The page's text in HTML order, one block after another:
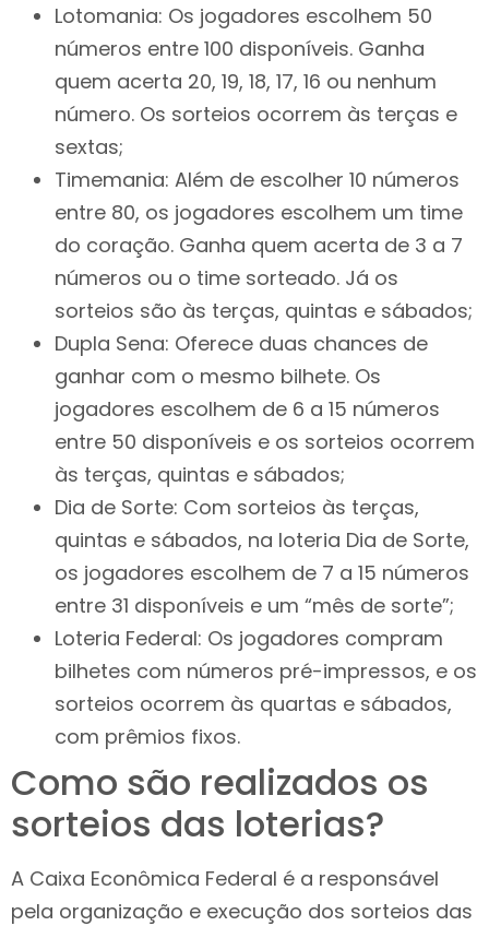
Lotomania: Os jogadores escolhem 50
números entre 100 disponíveis. Ganha
quem acerta 20, 19, 18, 17, 16 ou nenhum
número. Os sorteios ocorrem às terças e
sextas;
Timemania: Além de escolher 10 números
entre 80, os jogadores escolhem um time
do coração. Ganha quem acerta de 3 a 7
números ou o time sorteado. Já os
sorteios são às terças, quintas e sábados;
Dupla Sena: Oferece duas chances de
ganhar com o mesmo bilhete. Os
jogadores escolhem de 6 a 15 números
entre 50 disponíveis e os sorteios ocorrem
às terças, quintas e sábados;
Dia de Sorte: Com sorteios às terças,
quintas e sábados, na loteria Dia de Sorte,
os jogadores escolhem de 7 a 15 números
entre 31 disponíveis e um “mês de sorte”;
Loteria Federal: Os jogadores compram
bilhetes com números pré-impressos, e os
sorteios ocorrem às quartas e sábados,
com prêmios fixos.
Como são realizados os
sorteios das loterias?
A Caixa Econômica Federal é a responsável
pela organização e execução dos sorteios das